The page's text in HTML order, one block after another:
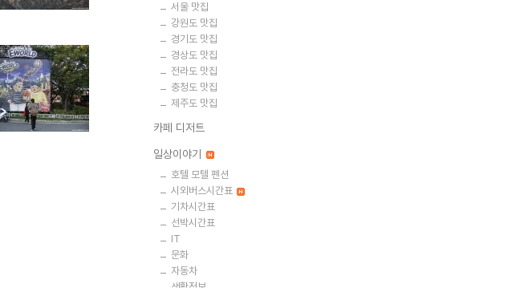
서울 맛집
강원도 맛집
경기도 맛집
경상도 맛집
전라도 맛집
충청도 맛집
제주도 맛집
카페 디저트
일상이야기
호텔 모텔 펜션
시외버스시간표
기차시간표
선박시간표
IT
문화
자동차